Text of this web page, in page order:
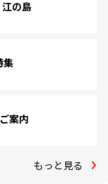
の島
集
案内
もっと見る